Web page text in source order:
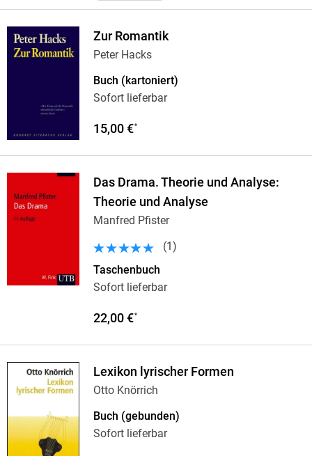
Zur Romantik
Peter Hacks
Buch (kartoniert)
Sofort lieferbar
15,00 €*
Das Drama. Theorie und Analyse:
Theorie und Analyse
Manfred Pfister
(1 )
Taschenbuch
Sofort lieferbar
22,00 €*
Lexikon lyrischer Formen
Otto Knörrich
Buch (gebunden)
Sofort lieferbar